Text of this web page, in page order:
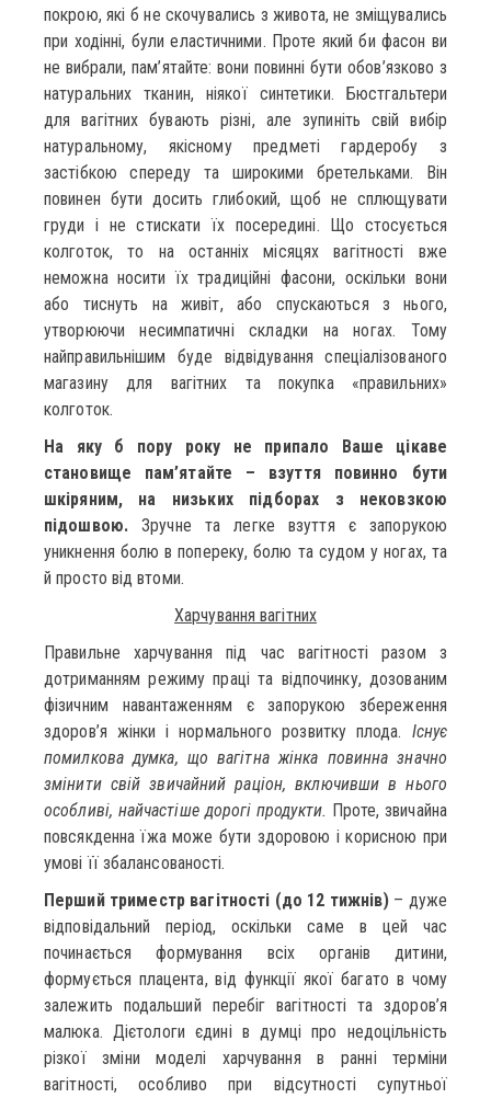
покрою, які б не скочувались з живота, не зміщувались
при ходінні, були еластичними. Проте який би фасон ви
не вибрали, пам’ятайте: вони повинні бути обов’язково з
натуральних тканин, ніякої синтетики. Бюстгальтери
для вагітних бувають різні, але зупиніть свій вибір
натуральному, якісному предметі гардеробу з
застібкою спереду та широкими бретельками. Він
повинен бути досить глибокий, щоб не сплющувати
груди і не стискати їх посередині. Що стосується
колготок, то на останніх місяцях вагітності вже
неможна носити їх традиційні фасони, оскільки вони
або тиснуть на живіт, або спускаються з нього,
утворюючи несимпатичні складки на ногах. Тому
найправильнішим буде відвідування спеціалізованого
магазину для вагітних та покупка «правильних»
колготок.
На яку б пору року не припало Ваше цікаве
становище пам’ятайте – взуття повинно бути
шкіряним, на низьких підборах з нековзкою
підошвою.Зручне та легке взуття є запорукою
уникнення болю в попереку, болю та судом у ногах, та
й просто від втоми.
Харчування вагітних
Правильне харчування під час вагітності разом з
дотриманням режиму праці та відпочинку, дозованим
фізичним навантаженням є запорукою збереження
здоров’я жінки і нормального розвитку плода. Існує
помилкова думка, що вагітна жінка повинна значно
змінити свій звичайний раціон, включивши в нього
особливі, найчастіше дорогі продукти. Проте, звичайна
повсякденна їжа може бути здоровою і корисною при
умові її збалансованості.
Перший триместр вагітності (до 12 тижнів)– дуже
відповідальний період, оскільки саме в цей час
починається формування всіх органів дитини,
формується плацента, від функції якої багато в чому
залежить подальший перебіг вагітності та здоров’я
малюка. Дієтологи єдині в думці про недоцільність
різкої зміни моделі харчування в ранні терміни
вагітності, особливо при відсутності супутньої